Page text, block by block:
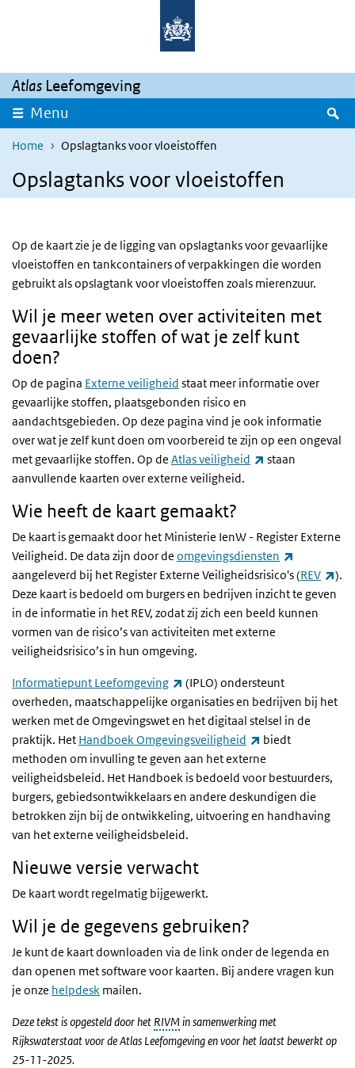
Overslaan en naar de inhoud gaan
Atlas Leefomgeving
Menu
Home Opslagtanks voor vloeistoffen
Opslagtanks voor vloeistoffen
Op de kaart zie je de ligging van opslagtanks voor gevaarlijke
vloeistoffen en tankcontainers of verpakkingen die worden
gebruikt als opslagtank voor vloeistoffen zoals mierenzuur.
Wil je meer weten over activiteiten met
gevaarlijke stoffen of wat je zelf kunt
doen?
Op de pagina Externe veiligheid staat meer informatie over
gevaarlijke stoffen, plaatsgebonden risico en
aandachtsgebieden. Op deze pagina vind je ook informatie
over wat je zelf kunt doen om voorbereid te zijn op een ongeval
met gevaarlijke stoffen. Op de Atlas veiligheid (externe link)
staan
aanvullende kaarten over externe veiligheid.
Wie heeft de kaart gemaakt?
De kaart is gemaakt door het Ministerie IenW - Register Externe
Veiligheid. De data zijn door de omgevingsdiensten
aangeleverd bij het Register Externe Veiligheidsrisico's (REV
).
Deze kaart is bedoeld om burgers en bedrijven inzicht te geven
in de informatie in het REV, zodat zij zich een beeld kunnen
vormen van de risico’s van activiteiten met externe
veiligheidsrisico’s in hun omgeving.
Informatiepunt Leefomgeving (externe link)
(IPLO) ondersteunt
overheden, maatschappelijke organisaties en bedrijven bij het
werken met de Omgevingswet en het digitaal stelsel in de
praktijk. Het Handboek Omgevingsveiligheid (externe link)
biedt
methoden om invulling te geven aan het externe
veiligheidsbeleid. Het Handboek is bedoeld voor bestuurders,
burgers, gebiedsontwikkelaars en andere deskundigen die
betrokken zijn bij de ontwikkeling, uitvoering en handhaving
van het externe veiligheidsbeleid.
Nieuwe versie verwacht
De kaart wordt regelmatig bijgewerkt.
Wil je de gegevens gebruiken?
Je kunt de kaart downloaden via de link onder de legenda en
dan openen met software voor kaarten. Bij andere vragen kun
je onze helpdesk mailen.
Deze tekst is opgesteld door het RIVM in samenwerking met
Rijkswaterstaat voor de Atlas Leefomgeving en voor het laatst bewerkt op
25-11-2025.